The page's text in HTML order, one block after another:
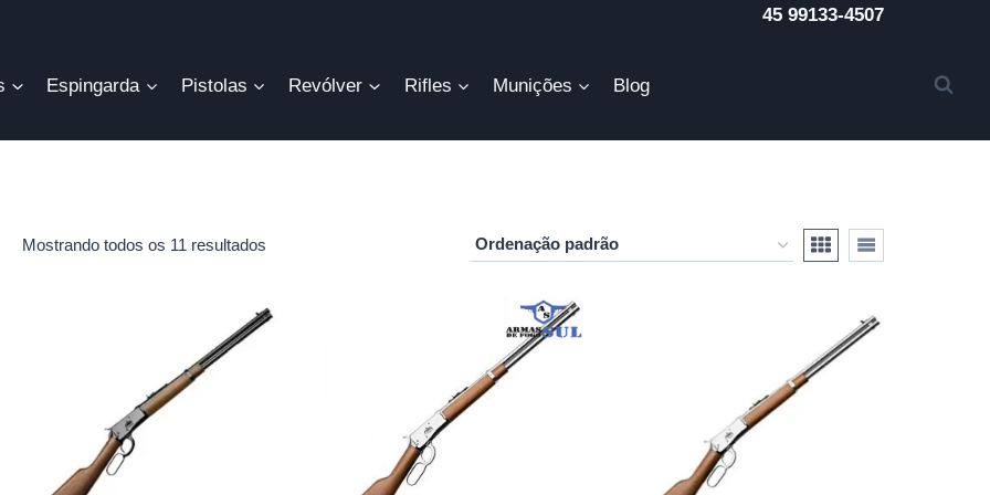
45 99133-4507
Espingarda Pistolas Revólver Rifles Munições Blog
Mostrando todos os 11 resultados